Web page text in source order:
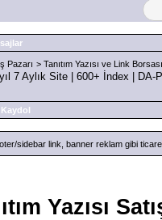
Pazarı > Tanıtım Yazısı ve Link Borsası
Kaydol
sidebar link, banner reklam gibi
Yazısı